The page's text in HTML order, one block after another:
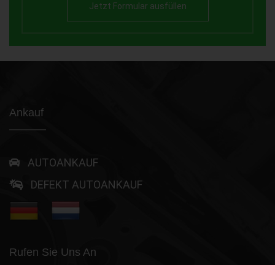
Jetzt Formular ausfüllen
Ankauf
AUTOANKAUF
DEFEKT AUTOANKAUF
Rufen Sie Uns An